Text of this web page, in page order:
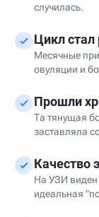
случилась.
Цикл
Месячные
овуляции и
Прошли
Та тянущая
заставляла
Качество
На УЗИ виден
идеальная